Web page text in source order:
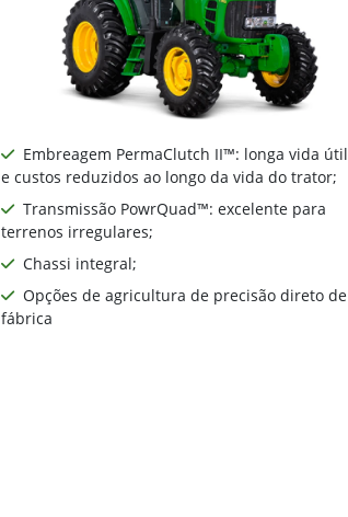
Embreagem PermaClutch II™: longa vida útil
e custos reduzidos ao longo da vida do trator;
Transmissão PowrQuad™: excelente para
terrenos irregulares;
Chassi integral;
Opções de agricultura de precisão direto de
fábrica